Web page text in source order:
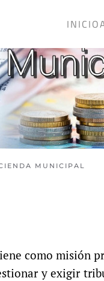
INICIO
MUNICIPAL
como misión
y exigir